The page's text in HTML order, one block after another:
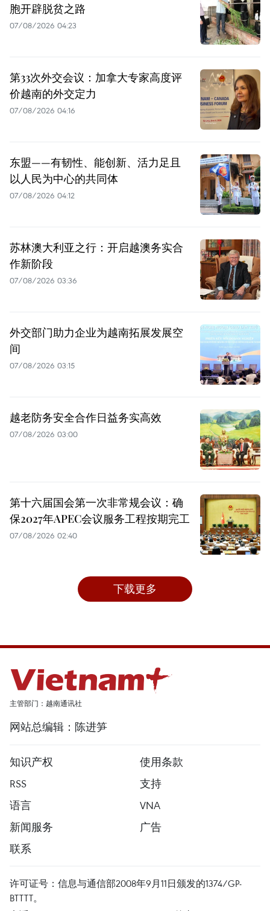
胞开辟脱贫之路
07/08/2026 04:23
第33次外交会议：加拿大专家高度评
价越南的外交定力
07/08/2026 04:16
东盟——有韧性、能创新、活力足且
以人民为中心的共同体
07/08/2026 04:12
苏林澳大利亚之行：开启越澳务实合
作新阶段
07/08/2026 03:36
外交部门助力企业为越南拓展发展空
间
07/08/2026 03:15
越老防务安全合作日益务实高效
07/08/2026 03:00
第十六届国会第一次非常规会议：确
保2027年APEC会议服务工程按期完工
07/08/2026 02:40
下载更多
主管部门：越南通讯社
网站总编辑：陈进笋
知识产权
使用条款
RSS
支持
语言
VNA
新闻服务
广告
联系
许可证号：信息与通信部2008年9月11日颁发的1374/GP-
BTTTT。